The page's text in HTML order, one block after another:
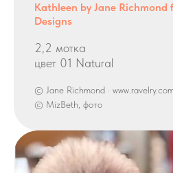
Kathleen by Jane Richmond
Designs
2,2 мотка
цвет 01 Natural
© Jane Richmond ·
© MizBeth, фото